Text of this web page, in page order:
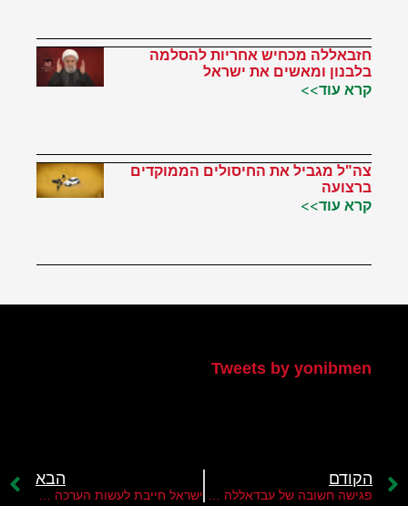
חזבאללה מכחיש אחריות להסלמה
בלבנון ומאשים את ישראל
קרא עוד>>
צה"ל מגביל את החיסולים הממוקדים
ברצועה
קרא עוד>>
Tweets by yonibmen
הקודם
פגישה חשובה של עבדאללה מלך ירדן עם הנשיא ביידן
הבא
ישראל חייבת לעשות הערכה מחדש למדיניות היצוא הביטחוני